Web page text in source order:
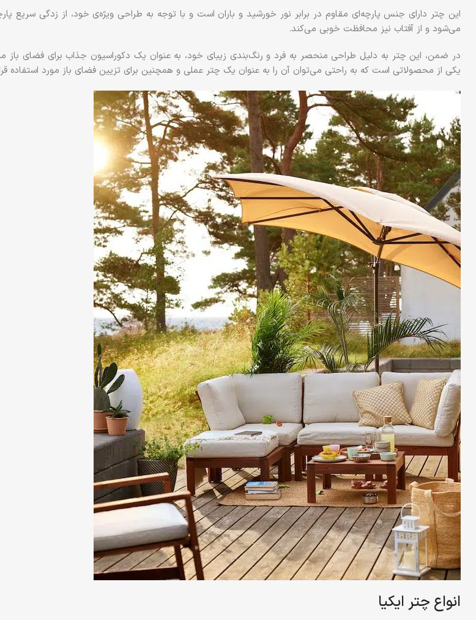
این چتر دارای جنس پارچه‌ای مقاوم در برابر نور خورشید و باران است و با توجه به طراحی ویژه‌ی خود، از زدگی
می‌شود و از آفتاب نیز محافظت خوبی می‌کند.
در ضمن، این چتر به دلیل طراحی منحصر به فرد و رنگ‌بندی زیبای خود، به عنوان یک دکوراسیون جذاب برای فضای
یکی از محصولاتی است که به راحتی می‌توان آن را به عنوان یک چتر عملی و همچنین برای تزیین فضای باز مورد استفاده
انواع چتر ایکیا